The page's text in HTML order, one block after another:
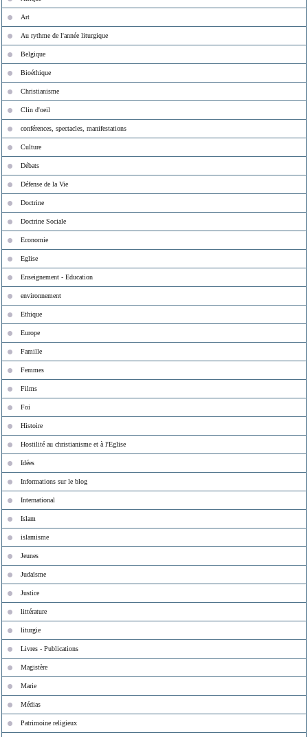
Art
Au rythme de l'année liturgique
Belgique
Bioéthique
Christianisme
Clin d'oeil
conférences, spectacles, manifestations
Culture
Débats
Défense de la Vie
Doctrine
Doctrine Sociale
Economie
Eglise
Enseignement - Education
environnement
Ethique
Europe
Famille
Femmes
Films
Foi
Histoire
Hostilité au christianisme et à l'Eglise
Idées
Informations sur le blog
International
Islam
islamisme
Jeunes
Judaïsme
Justice
littérature
liturgie
Livres - Publications
Magistère
Marie
Médias
Patrimoine religieux